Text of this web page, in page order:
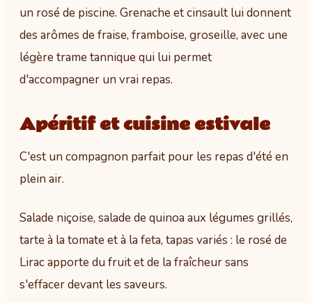
un rosé de piscine. Grenache et cinsault lui donnent
des arômes de fraise, framboise, groseille, avec une
légère trame tannique qui lui permet
d'accompagner un vrai repas.
Apéritif et cuisine estivale
C'est un compagnon parfait pour les repas d'été en
plein air.
Salade niçoise, salade de quinoa aux légumes grillés,
tarte à la tomate et à la feta, tapas variés : le rosé de
Lirac apporte du fruit et de la fraîcheur sans
s'effacer devant les saveurs.